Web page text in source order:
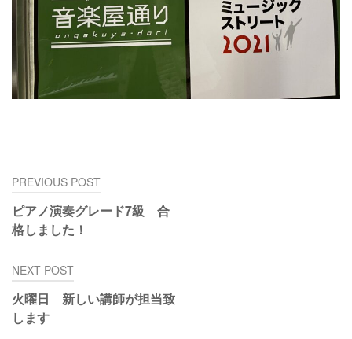
投
稿
ナ
ビ
ー
シ
ョ
ン
PREVIOUS POST
ピアノ演奏グレード7級 合
格しました！
NEXT POST
火曜日 新しい講師が担当致
します